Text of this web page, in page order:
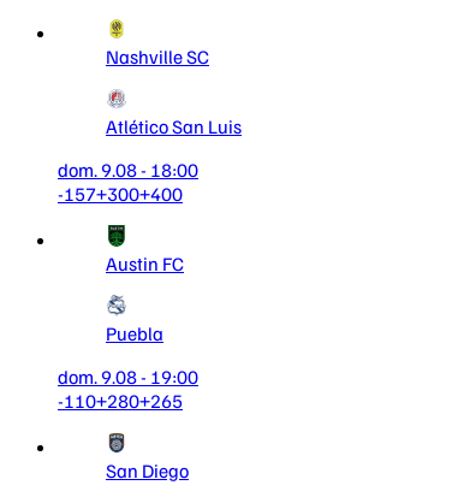
Nashville SC
Atlético San Luis
dom. 9.08 - 18:00
-157+300+400
Austin FC
Puebla
dom. 9.08 - 19:00
-110+280+265
San Diego